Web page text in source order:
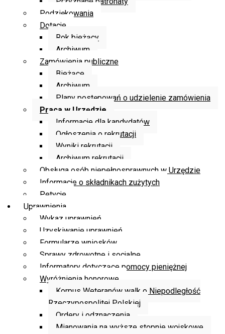
Podziękowania
Dotacje
Rok bieżący
Archiwum
Zamówienia publiczne
Bieżące
Archiwum
Plany postępowań o udzielenie zamówienia
Praca w Urzędzie
Informacje dla kandydatów
Ogłoszenia o rekrutacji
Wyniki rekrutacji
Archiwum rekrutacji
Obsługa osób niepełnosprawnych w Urzędzie
Informacje o składnikach zużytych
Petycje
Uprawnienia
Wykaz uprawnień
Uzyskiwanie uprawnień
Formularze wniosków
Sprawy zdrowotne i socjalne
Informatory dotyczące pomocy pieniężnej
Wyróżnienia honorowe
Korpus Weteranów walk o Niepodległość
Rzeczypospolitej Polskiej
Ordery i odznaczenia
Mianowania na wyższe stopnie wojskowe